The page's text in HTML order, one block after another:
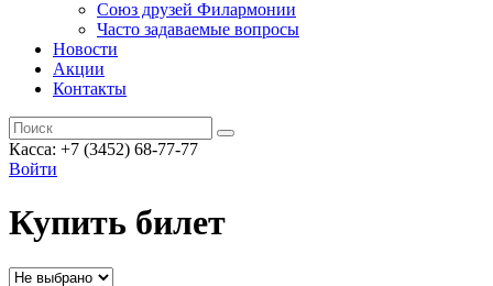
Союз друзей Филармонии
Часто задаваемые вопросы
Новости
Акции
Контакты
Касса: +7 (3452) 68-77-77
Войти
Купить билет